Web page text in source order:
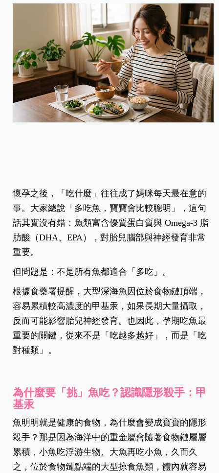
懷孕之後，「吃什麼」往往成了媽咪每天最在意的
事。大家總說「多吃魚，寶寶會比較聰明」，這句
話其實沒有錯：魚類富含優質蛋白質與 Omega-3 脂
肪酸（DHA、EPA），對胎兒腦部與神經發育非常
重要。
但問題是：不是所有魚都適合「多吃」。
根據食藥署提醒，大型深海魚因位於食物鏈頂端，
容易累積較高濃度的甲基汞，如果長期大量攝取，
反而可能影響胎兒神經發育。也因此，孕期吃魚最
重要的關鍵，從來不是「吃越多越好」，而是「吃
對種類」。
為什麼要「挑」魚吃？認識隱形殺手：甲
基汞
魚明明就是健康的食物，為什麼會變成寶寶的隱形
殺手？那是因為海洋中的重金屬會隨著食物鏈層層
累積，小魚吃浮游生物、大魚再吃小魚，久而久
之，位於食物鏈點端的大型掠食魚類，體內就容易